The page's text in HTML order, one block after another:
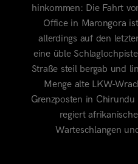
hinkommen: Die Fahrt
Office in Marongora
allerdings auf den
eine üble
Straße steil bergab und
Menge alte LKW-
Grenzposten in Chirundu
regiert
Warteschlangen